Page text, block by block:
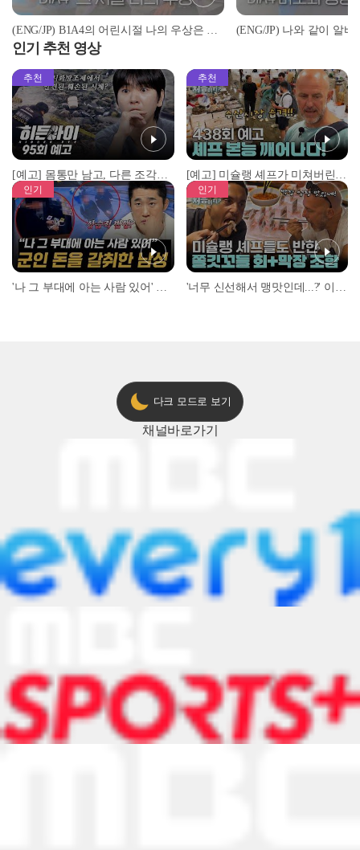
(ENG/JP) B1A4의 어린시절 나의 우상은 누구? B1A4를 먹여 살린 공찬이의 우상은 바로..! l #피크닉토크 l #피크닉라이브소풍 l EP.48
인기 추천 영상
추천
[예고] 몸통만 남고, 다른 조각은 어디에..? 시화호에서 드러난 충격적인 토막 살인사건!
추천
[예고] 미슐랭 셰프가 미쳐버린 이유! 본능이 깨어난 사건은?
인기 인기
다크 모드로 보기
채널바로가기